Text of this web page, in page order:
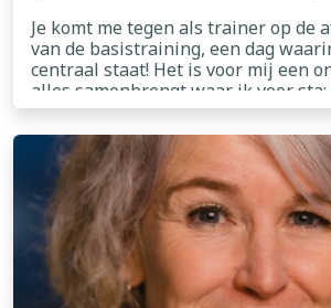
Je komt me tegen als trainer op de
van de basistraining, een dag
centraal staat! Het is voor mij een
alles samenbrengt waar ik voor
betrekken bij het therapeutisch
gebruiken als spiegel en ruimte, en
ervaringsgericht werken. In mijn
met individuele trajecten, retraites
Tevens train ik psychologen om
te werken.